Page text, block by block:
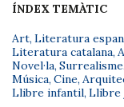
ÍNDEX TEMÀTIC
Art, Literatura
Literatura catalana,
Novel·la, Surrealisme,
Música, Cine,
Llibre infantil, Llibre